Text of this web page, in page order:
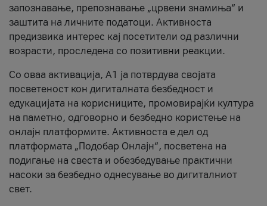
запознавање, препознавање „црвени знамиња“ и
заштита на личните податоци. Активноста
предизвика интерес кај посетители од различни
возрасти, проследена со позитивни реакции.
Со оваа активација, А1 ја потврдува својата
посветеност кон дигиталната безбедност и
едукацијата на корисниците, промовирајќи култура
на паметно, одговорно и безбедно користење на
онлајн платформите. Активноста е дел од
платформата „Подобар Онлајн“, посветена на
подигање на свеста и обезбедување практични
насоки за безбедно однесување во дигиталниот
свет.